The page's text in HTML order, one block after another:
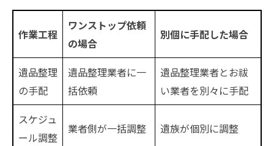
作業工程
ワンストップ依頼
の場合
別個に手配した場合
遺品整理
の手配
遺品整理業者に一
括依頼
遺品整理業者とお祓
い業者を別々に手配
スケジュ
ール調整
業者側が一括調整 遺族が個別に調整